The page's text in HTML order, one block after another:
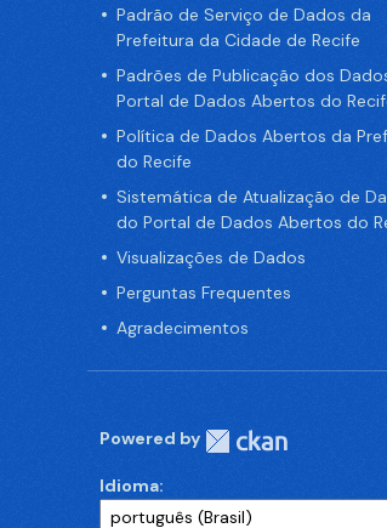
Padrão de Serviço de Dados da
Prefeitura da Cidade de Recife
Padrões de Publicação dos
Portal de Dados Abertos do
Política de Dados Abertos da
do Recife
Sistemática de Atualização de
do Portal de Dados Abertos do
Visualizações de Dados
Perguntas Frequentes
Agradecimentos
Powered by
Idioma